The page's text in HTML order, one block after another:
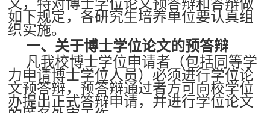
义，特对博士学位论文预答辩和答辩做
如下规定，各研究生培养单位要认真组
织实施。
一、关于博士学位论文的预答辩
凡我校博士学位申请者（包括同等学
力申请博士学位人员）必须进行学位论
文预答辩，预答辩通过者方可向校学位
办提出正式答辩申请，并进行学位论文